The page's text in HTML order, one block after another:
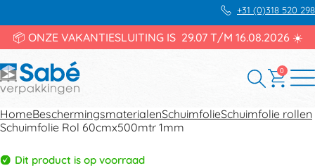
+31 (0)318 520 298
📦 ONZE VAKANTIESLUITING IS 29.07 T/M 16.08.2026 ☀️
0
HomeBeschermingsmaterialenSchuimfolieSchuimfolie rollen
Schuimfolie Rol 60cmx500mtr 1mm
Dit product is op voorraad